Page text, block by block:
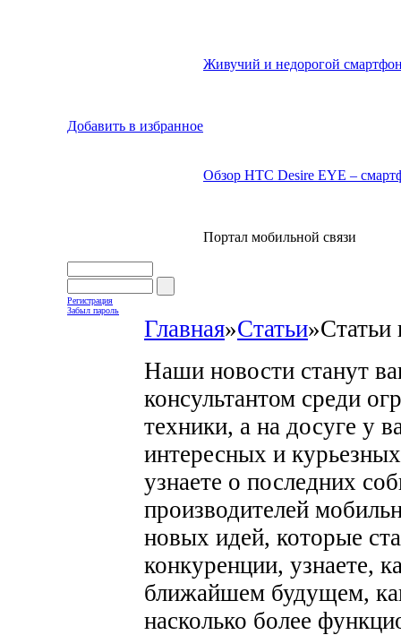
Добавить в избранное
Живучий и недорогой
Обзор HTC Desire EYE –
Портал мобильной связи
Регистрация
Забыл пароль
Главная»Статьи»Статьи
Наши новости станут
консультантом среди
техники, а на досуге у
интересных и
узнаете о последних
производителей
новых идей, которые
конкуренции, узнаете,
ближайшем будущем,
насколько более